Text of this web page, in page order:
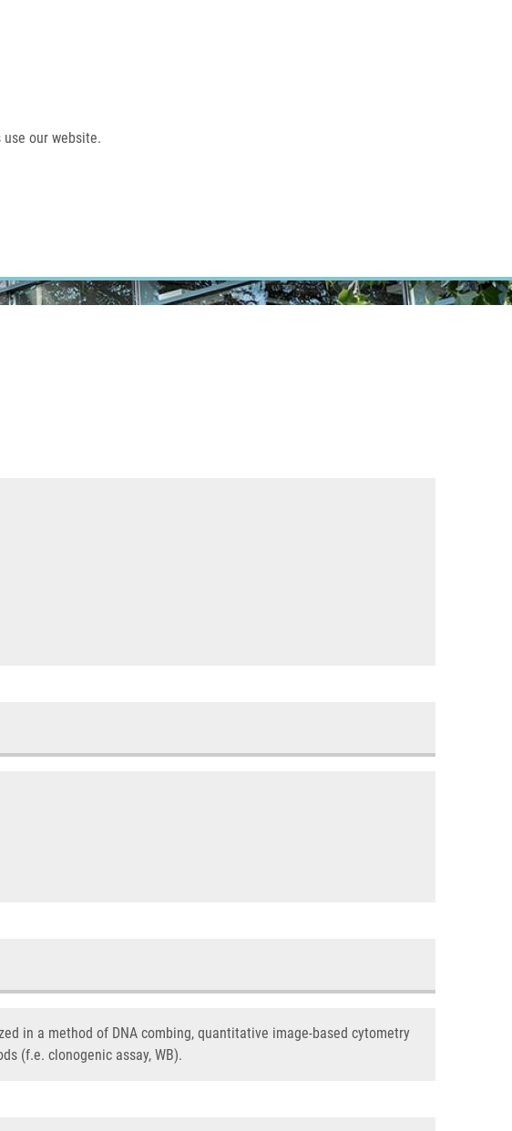
our website.
in a method of DNA combing, quantitative image-based cytometry
(f.e. clonogenic assay, WB).